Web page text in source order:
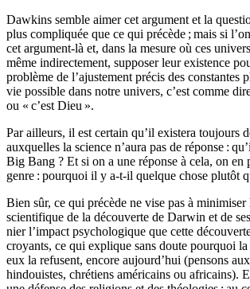
Dawkins semble aimer cet argument et la
plus compliquée que ce qui précède ; mais si
cet argument-là et, dans la mesure où ces
même indirectement, supposer leur existence
problème de l’ajustement précis des constantes
vie possible dans notre univers, c’est comme
ou « c’est Dieu ».
Par ailleurs, il est certain qu’il existera toujours
auxquelles la science n’aura pas de réponse :
Big Bang ? Et si on a une réponse à cela, on en
genre : pourquoi il y a-t-il quelque chose plutôt
Bien sûr, ce qui précède ne vise pas à minimiser
scientifique de la découverte de Darwin et de
nier l’impact psychologique que cette
croyants, ce qui explique sans doute pourquoi la
eux la refusent, encore aujourd’hui (pensons
hindouistes, chrétiens américains ou africains).